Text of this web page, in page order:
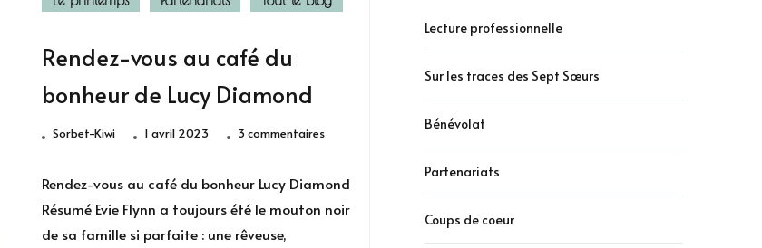
Rendez-vous au café du
bonheur de Lucy Diamond
Sorbet-Kiwi 1 avril 2023 3 commentairessur
café
Rendez-vous au café du bonheur Lucy Diamond
Résumé Evie Flynn a toujours été le mouton noir
de sa famille si parfaite : une rêveuse,
Lecture professionnelle
Sur les traces des Sept Sœurs
Bénévolat
Partenariats
Coups de coeur